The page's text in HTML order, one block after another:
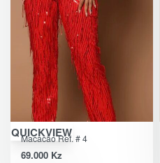
QUICKVIEW
Macacão Ref. # 4
69.000 Kz